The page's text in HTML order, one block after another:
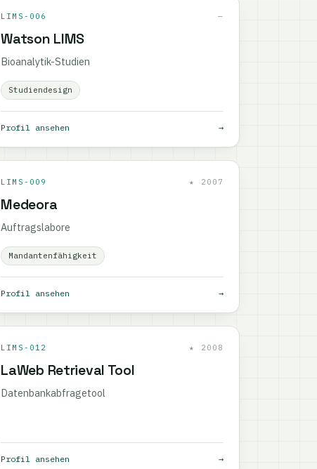
LIMS-006 —
Watson LIMS
Bioanalytik-Studien
Studiendesign
Profil ansehen →
LIMS-009 ★ 2007
Medeora
Auftragslabore
Mandantenfähigkeit
Profil ansehen →
LIMS-012 ★ 2008
LaWeb Retrieval Tool
Datenbankabfragetool
Profil ansehen →